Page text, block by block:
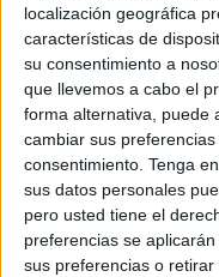
localización geográfica
características de
su consentimiento a
que llevemos a cabo el
forma alternativa, puede
cambiar sus
consentimiento. Tenga
sus datos personales
pero usted tiene el
preferencias se
sus preferencias o
un aumento de la
recordar que
Con datos
sanitarias han
pasado viernes 10
pacientes covid
UCI vuelve a
brotes declarados en